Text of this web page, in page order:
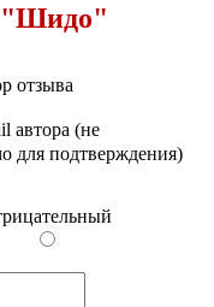
"Шидо"
отзыва
автора (не
для подтверждения)